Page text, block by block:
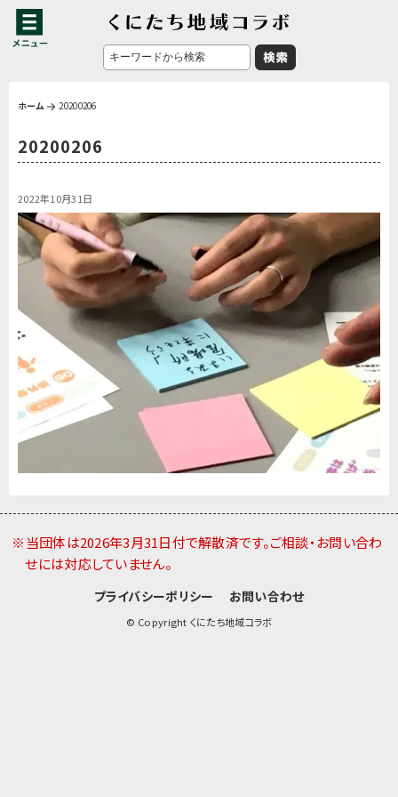
ホーム 20200206
20200206
2022年10月31日
※当団体は2026年3月31日付で解散済です。ご相談・お問い合わ
せには対応していません。
プライバシーポリシー お問い合わせ
© Copyright くにたち地域コラボ